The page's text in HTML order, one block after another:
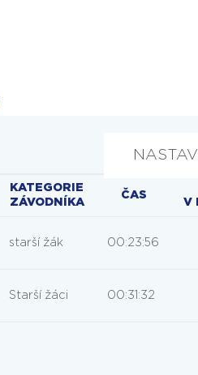
KATEGORIE
ZÁVODNÍKA
ČAS
V
starší žák 00:23:56
Starší žáci 00:31:32